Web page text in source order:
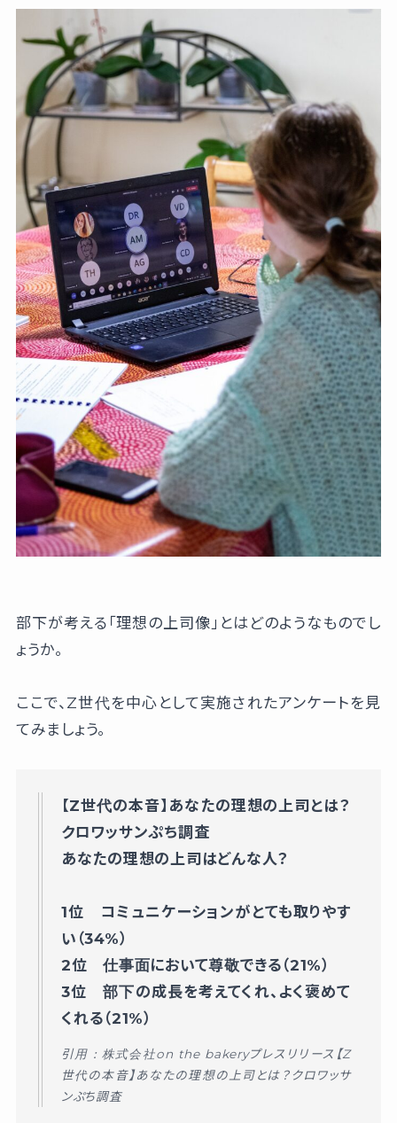
部下が考える「理想の上司像」とはどのようなものでし
ょうか。
ここで、Z世代を中心として実施されたアンケートを見
てみましょう。
【Z世代の本音】あなたの理想の上司とは？
クロワッサンぷち調査
あなたの理想の上司はどんな人？
1位 コミュニケーションがとても取りやす
い（34%）
2位 仕事面において尊敬できる（21%）
3位 部下の成長を考えてくれ、よく褒めて
くれる（21%）
引用： 株式会社on the bakeryプレスリリース【Z
世代の本音】あなたの理想の上司とは？クロワッサ
ンぷち調査